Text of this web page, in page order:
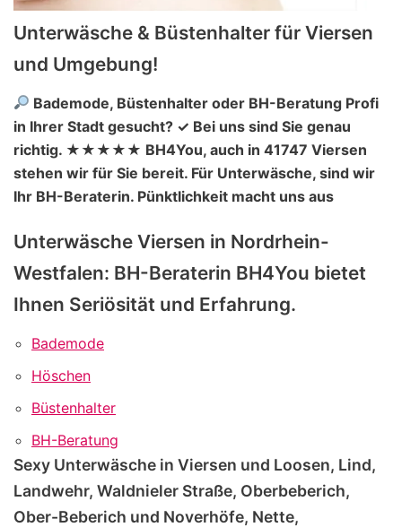
Unterwäsche & Büstenhalter für Viersen
und Umgebung!
Bademode, Büstenhalter oder BH-Beratung Profi
in Ihrer Stadt gesucht? ✓ Bei uns sind Sie genau
richtig. ★★★★★ BH4You, auch in 41747 Viersen
stehen wir für Sie bereit. Für Unterwäsche, sind wir
Ihr BH-Beraterin. Pünktlichkeit macht uns aus
Unterwäsche Viersen in Nordrhein-
Westfalen: BH-Beraterin BH4You bietet
Ihnen Seriösität und Erfahrung.
Bademode
Höschen
Büstenhalter
BH-Beratung
Sexy Unterwäsche in Viersen und Loosen, Lind,
Landwehr, Waldnieler Straße, Oberbeberich,
Ober-Beberich und Noverhöfe, Nette,